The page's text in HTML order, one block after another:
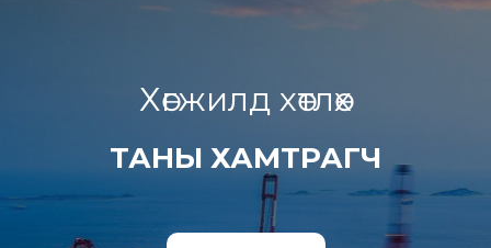
Хөгжилд хөтлөх
ТАНЫ ХАМТРАГЧ